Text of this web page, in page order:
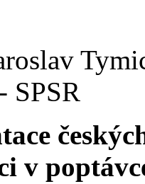
SPSR
v